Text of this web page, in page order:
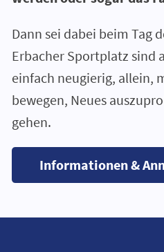
Dann sei dabei beim Tag
Erbacher Sportplatz sind
einfach neugierig, allein,
bewegen, Neues
gehen.
Informationen &